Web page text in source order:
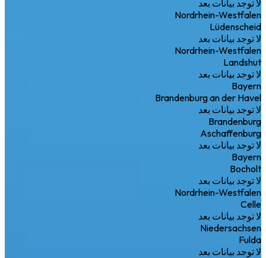
لا توجد بيانات بعد
Nordrhein-Westfalen
Lüdenscheid
لا توجد بيانات بعد
Nordrhein-Westfalen
Landshut
لا توجد بيانات بعد
Bayern
Brandenburg an der Havel
لا توجد بيانات بعد
Brandenburg
Aschaffenburg
لا توجد بيانات بعد
Bayern
Bocholt
لا توجد بيانات بعد
Nordrhein-Westfalen
Celle
لا توجد بيانات بعد
Niedersachsen
Fulda
لا توجد بيانات بعد